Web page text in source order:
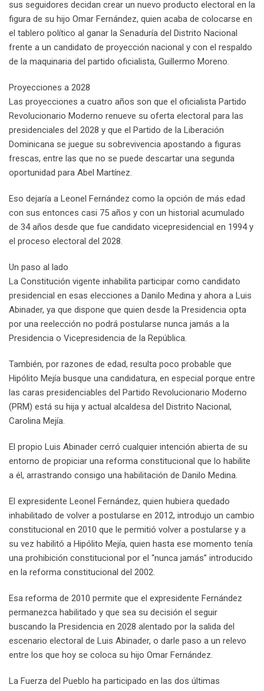
sus seguidores decidan crear un nuevo producto electoral en la
figura de su hijo Omar Fernández, quien acaba de colocarse en
el tablero político al ganar la Senaduría del Distrito Nacional
frente a un candidato de proyección nacional y con el respaldo
de la maquinaria del partido oficialista, Guillermo Moreno.
Proyecciones a 2028
Las proyecciones a cuatro años son que el oficialista Partido
Revolucionario Moderno renueve su oferta electoral para las
presidenciales del 2028 y que el Partido de la Liberación
Dominicana se juegue su sobrevivencia apostando a figuras
frescas, entre las que no se puede descartar una segunda
oportunidad para Abel Martínez.
Eso dejaría a Leonel Fernández como la opción de más edad
con sus entonces casi 75 años y con un historial acumulado
de 34 años desde que fue candidato vicepresidencial en 1994 y
el proceso electoral del 2028.
Un paso al lado
La Constitución vigente inhabilita participar como candidato
presidencial en esas elecciones a Danilo Medina y ahora a Luis
Abinader, ya que dispone que quien desde la Presidencia opta
por una reelección no podrá postularse nunca jamás a la
Presidencia o Vicepresidencia de la República.
También, por razones de edad, resulta poco probable que
Hipólito Mejía busque una candidatura, en especial porque entre
las caras presidenciables del Partido Revolucionario Moderno
(PRM) está su hija y actual alcaldesa del Distrito Nacional,
Carolina Mejía.
El propio Luis Abinader cerró cualquier intención abierta de su
entorno de propiciar una reforma constitucional que lo habilite
a él, arrastrando consigo una habilitación de Danilo Medina.
El expresidente Leonel Fernández, quien hubiera quedado
inhabilitado de volver a postularse en 2012, introdujo un cambio
constitucional en 2010 que le permitió volver a postularse y a
su vez habilitó a Hipólito Mejía, quien hasta ese momento tenía
una prohibición constitucional por el “nunca jamás” introducido
en la reforma constitucional del 2002.
Esa reforma de 2010 permite que el expresidente Fernández
permanezca habilitado y que sea su decisión el seguir
buscando la Presidencia en 2028 alentado por la salida del
escenario electoral de Luis Abinader, o darle paso a un relevo
entre los que hoy se coloca su hijo Omar Fernández.
La Fuerza del Pueblo ha participado en las dos últimas